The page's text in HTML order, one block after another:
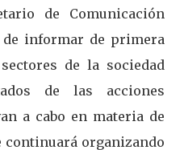
de Comunicación
informar de primera
de la sociedad
de las acciones
a cabo en materia de
continuará organizando